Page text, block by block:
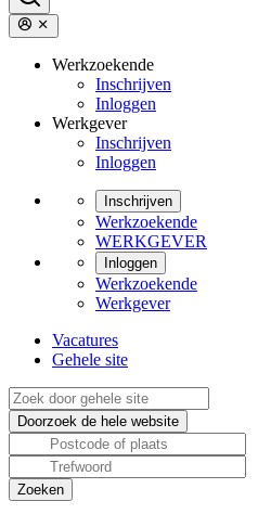
Werkzoekende
Inschrijven
Inloggen
Werkgever
Inschrijven
Inloggen
Inschrijven
Werkzoekende
WERKGEVER
Inloggen
Werkzoekende
Werkgever
Vacatures
Gehele site